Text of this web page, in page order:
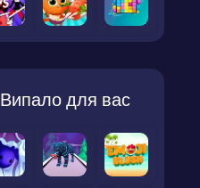
Випало для вас